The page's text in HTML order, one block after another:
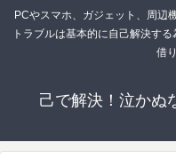
PCやスマホ、ガジェット、周辺
トラブルは基本的に自己解決す
借
己で解決！泣かぬ